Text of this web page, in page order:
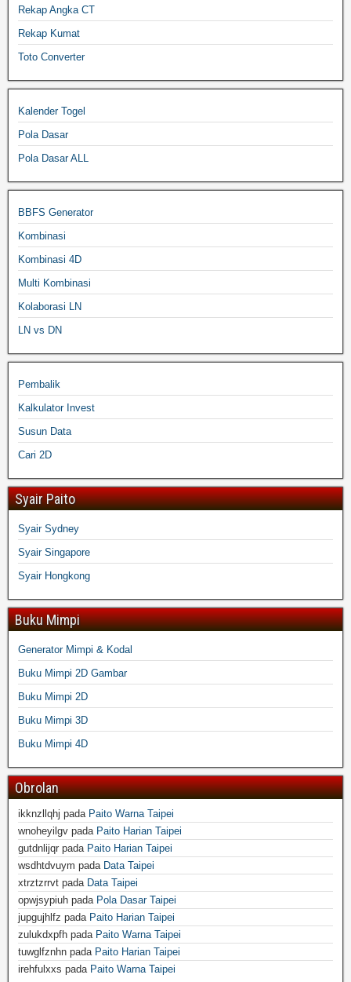
Rekap Angka CT
Rekap Kumat
Toto Converter
Kalender Togel
Pola Dasar
Pola Dasar ALL
BBFS Generator
Kombinasi
Kombinasi 4D
Multi Kombinasi
Kolaborasi LN
LN vs DN
Pembalik
Kalkulator Invest
Susun Data
Cari 2D
Syair Paito
Syair Sydney
Syair Singapore
Syair Hongkong
Buku Mimpi
Generator Mimpi & Kodal
Buku Mimpi 2D Gambar
Buku Mimpi 2D
Buku Mimpi 3D
Buku Mimpi 4D
Obrolan
ikknzllqhj pada Paito Warna Taipei
wnoheyilgv pada Paito Harian Taipei
gutdnlijqr pada Paito Harian Taipei
wsdhtdvuym pada Data Taipei
xtrztzrrvt pada Data Taipei
opwjsypiuh pada Pola Dasar Taipei
jupgujhlfz pada Paito Harian Taipei
zulukdxpfh pada Paito Warna Taipei
tuwglfznhn pada Paito Harian Taipei
irehfulxxs pada Paito Warna Taipei